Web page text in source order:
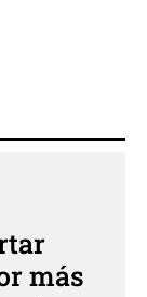
más